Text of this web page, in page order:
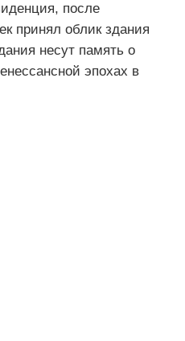
после
принял облик здания
несут память о
эпохах в